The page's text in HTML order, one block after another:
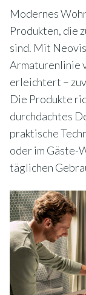
Modernes
Produkten, die
sind. Mit
Armaturenlinie
erleichtert –
Die Produkte
durchdachtes
praktische
oder im Gäste-
täglichen